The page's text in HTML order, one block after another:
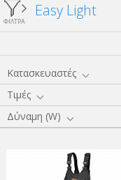
ΦΙΛΤΡΑ
Easy Light
Κατασκευαστές
Τιμές
Δύναμη (W)